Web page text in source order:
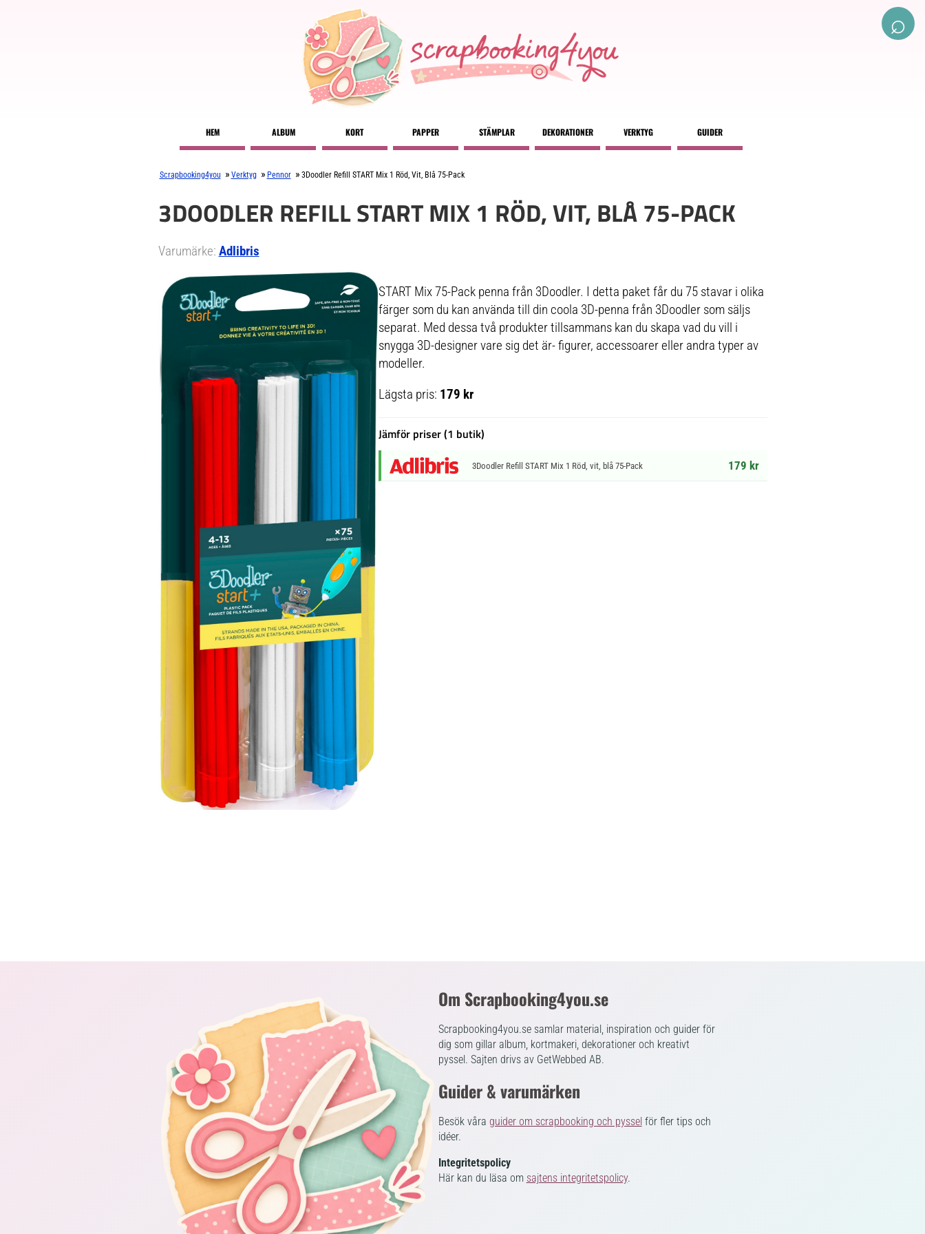
⌕
HEM ALBUM KORT PAPPER STÄMPLAR DEKORATIONER VERKTYG GUIDER
Scrapbooking4you » Verktyg » Pennor » 3Doodler Refill START Mix 1 Röd, Vit, Blå 75-Pack
3DOODLER REFILL START MIX 1 RÖD, VIT, BLÅ 75-PACK
Varumärke: Adlibris
START Mix 75-Pack penna från 3Doodler. I detta paket får du 75 stavar i olika
färger som du kan använda till din coola 3D-penna från 3Doodler som säljs
separat. Med dessa två produkter tillsammans kan du skapa vad du vill i
snygga 3D-designer vare sig det är- figurer, accessoarer eller andra typer av
modeller.
Lägsta pris: 179 kr
Jämför priser (1 butik)
3Doodler Refill START Mix 1 Röd, vit, blå 75-Pack 179 kr
Om Scrapbooking4you.se
Scrapbooking4you.se samlar material, inspiration och guider för
dig som gillar album, kortmakeri, dekorationer och kreativt
pyssel. Sajten drivs av GetWebbed AB.
Guider & varumärken
Besök våra guider om scrapbooking och pysselför fler tips och
idéer.
Integritetspolicy
Här kan du läsa om sajtens integritetspolicy.